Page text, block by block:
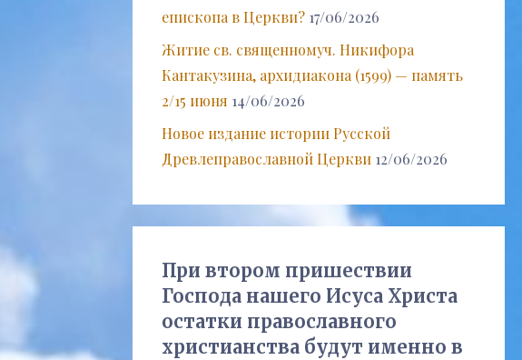
епископа в Церкви? 17/06/2026
Житие св. священномуч. Никифора
Кантакузина, архидиакона (1599) — память
2/15 июня 14/06/2026
Новое издание истории Русской
Древлеправославной Церкви 12/06/2026
При втором пришествии
Господа нашего Исуса Христа
остатки православного
христианства будут именно в